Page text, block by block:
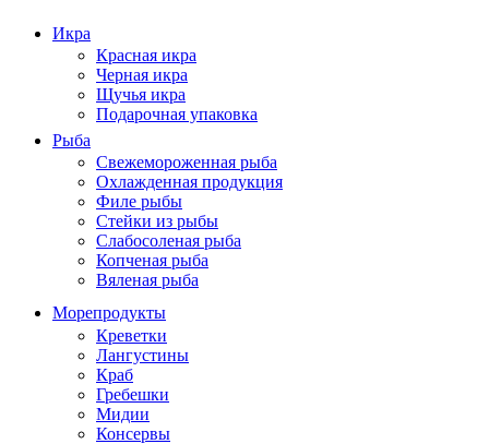
Икра
Красная икра
Черная икра
Щучья икра
Подарочная упаковка
Рыба
Свежемороженная рыба
Охлажденная продукция
Филе рыбы
Стейки из рыбы
Слабосоленая рыба
Копченая рыба
Вяленая рыба
Морепродукты
Креветки
Лангустины
Краб
Гребешки
Мидии
Консервы